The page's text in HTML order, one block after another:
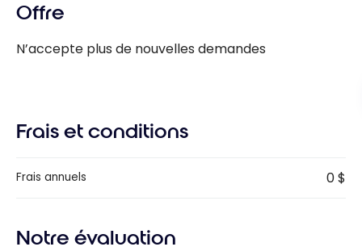
Offre
N’accepte plus de nouvelles demandes
Frais et conditions
Frais annuels 0 $
Notre évaluation